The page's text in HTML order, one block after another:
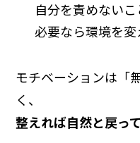
自分を責めないこ
必要なら環境を変
モチベーションは「
く、
整えれば自然と戻っ